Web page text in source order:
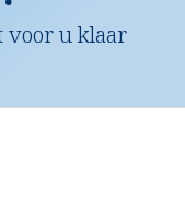
voor u klaar